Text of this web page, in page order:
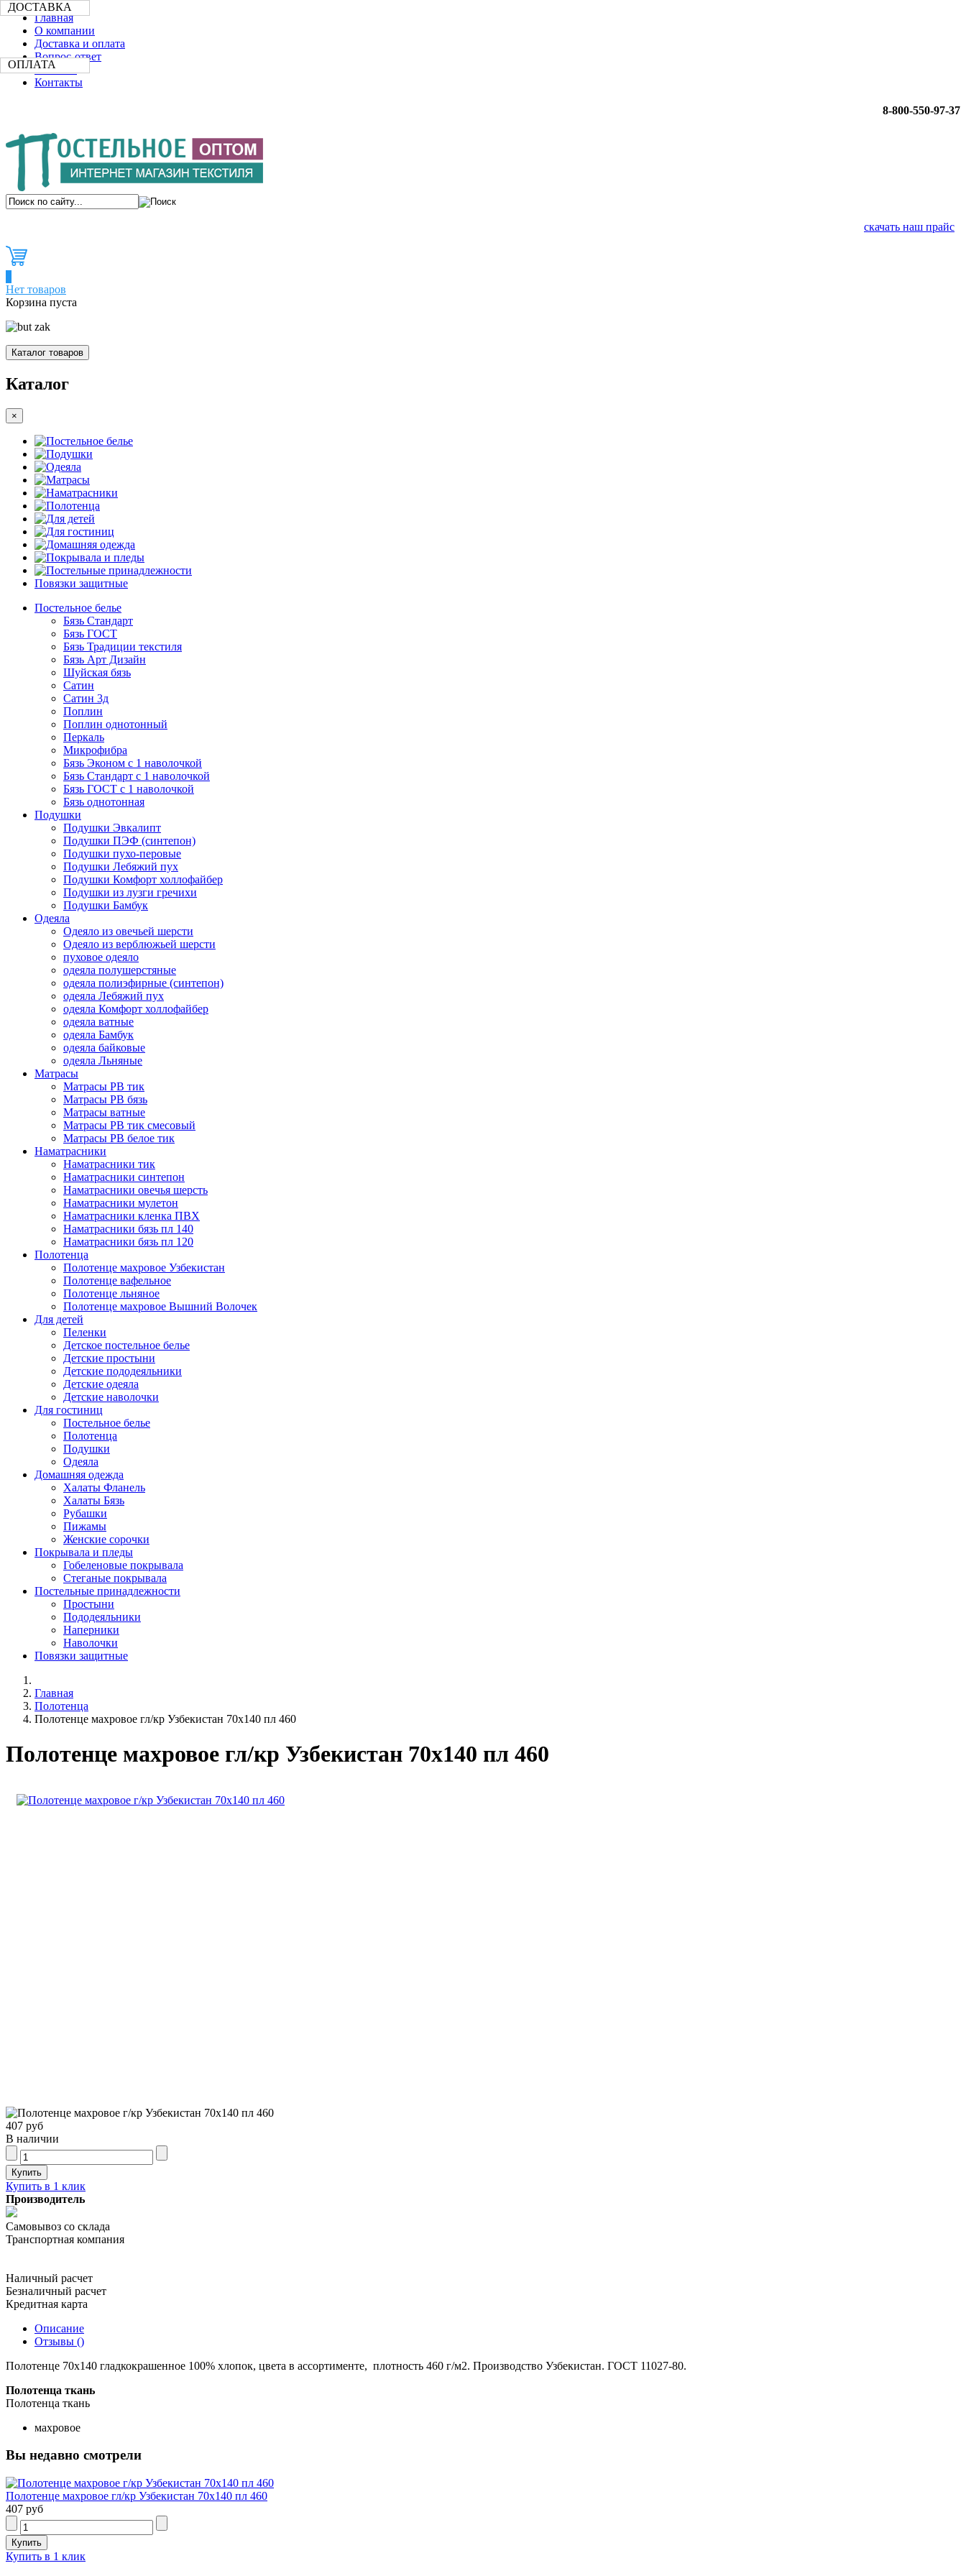
Главная
О компании
Доставка и оплата
Вопрос-ответ
Новости
Контакты
8-800-550-97-37
скачать наш прайс
Нет товаров
Корзина пуста
Каталог товаров
Каталог
×
Постельное белье
Подушки
Одеяла
Матрасы
Наматрасники
Полотенца
Для детей
Для гостиниц
Домашняя одежда
Покрывала и пледы
Постельные принадлежности
Повязки защитные
Постельное белье
Бязь Стандарт
Бязь ГОСТ
Бязь Традиции текстиля
Бязь Арт Дизайн
Шуйская бязь
Сатин
Сатин 3д
Поплин
Поплин однотонный
Перкаль
Микрофибра
Бязь Эконом с 1 наволочкой
Бязь Стандарт с 1 наволочкой
Бязь ГОСТ с 1 наволочкой
Бязь однотонная
Подушки
Подушки Эвкалипт
Подушки ПЭФ (синтепон)
Подушки пухо-перовые
Подушки Лебяжий пух
Подушки Комфорт холлофайбер
Подушки из лузги гречихи
Подушки Бамбук
Одеяла
Одеяло из овечьей шерсти
Одеяло из верблюжьей шерсти
пуховое одеяло
одеяла полушерстяные
одеяла полиэфирные (синтепон)
одеяла Лебяжий пух
одеяла Комфорт холлофайбер
одеяла ватные
одеяла Бамбук
одеяла байковые
одеяла Льняные
Матрасы
Матрасы РВ тик
Матрасы РВ бязь
Матрасы ватные
Матрасы РВ тик смесовый
Матрасы РВ белое тик
Наматрасники
Наматрасники тик
Наматрасники синтепон
Наматрасники овечья шерсть
Наматрасники мулетон
Наматрасники кленка ПВХ
Наматрасники бязь пл 140
Наматрасники бязь пл 120
Полотенца
Полотенце махровое Узбекистан
Полотенце вафельное
Полотенце льняное
Полотенце махровое Вышний Волочек
Для детей
Пеленки
Детское постельное белье
Детские простыни
Детские пододеяльники
Детские одеяла
Детские наволочки
Для гостиниц
Постельное белье
Полотенца
Подушки
Одеяла
Домашняя одежда
Халаты Фланель
Халаты Бязь
Рубашки
Пижамы
Женские сорочки
Покрывала и пледы
Гобеленовые покрывала
Стеганые покрывала
Постельные принадлежности
Простыни
Пододеяльники
Наперники
Наволочки
Повязки защитные
Главная
Полотенца
Полотенце махровое гл/кр Узбекистан 70х140 пл 460
Полотенце махровое гл/кр Узбекистан 70х140 пл 460
407 руб
В наличии
Купить в 1 клик
Производитель
ДОСТАВКА
Самовывоз со склада
Транспортная компания
ОПЛАТА
Наличный расчет
Безналичный расчет
Кредитная карта
Описание
Отзывы ()
Полотенце 70х140 гладкокрашенное 100% хлопок, цвета в ассортименте, плотность 460 г/м2. Производство Узбекистан. ГОСТ 11027-80.
Полотенца ткань
Полотенца ткань
махровое
Вы недавно смотрели
Полотенце махровое гл/кр Узбекистан 70х140 пл 460
407 руб
Купить в 1 клик